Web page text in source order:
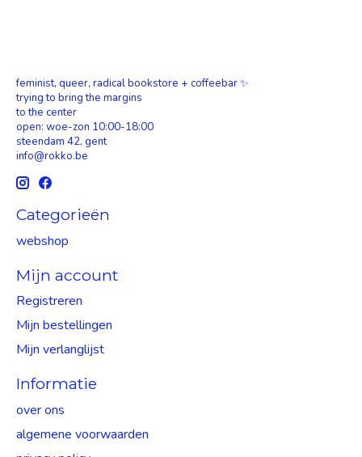
feminist, queer, radical bookstore + coffeebar ✨
trying to bring the margins
to the center
open: woe-zon 10:00-18:00
steendam 42, gent
info@rokko.be
Categorieën
webshop
Mijn account
Registreren
Mijn bestellingen
Mijn verlanglijst
Informatie
over ons
algemene voorwaarden